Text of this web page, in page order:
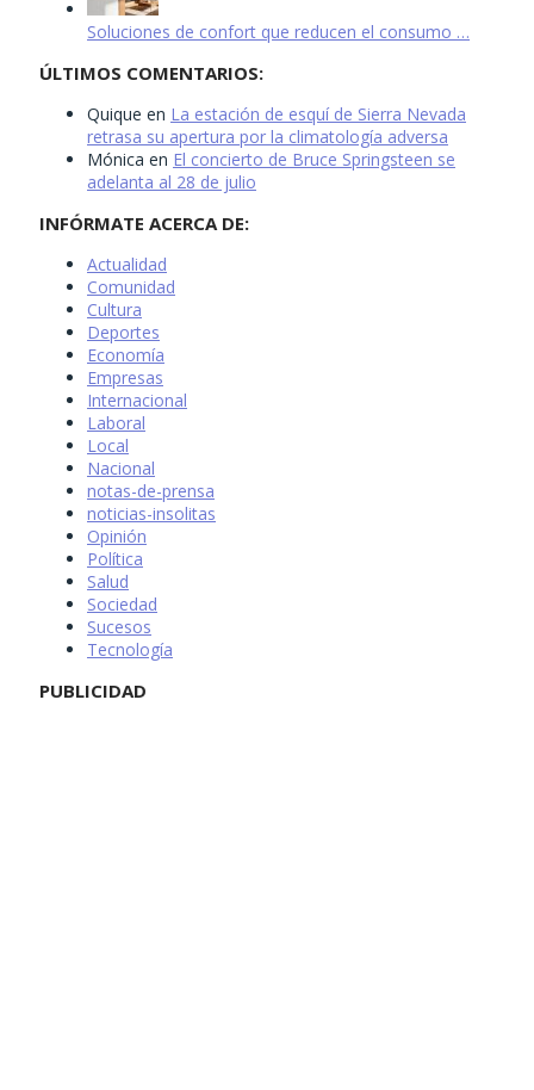
Soluciones de confort que reducen el consumo …
ÚLTIMOS COMENTARIOS:
Quique en La estación de esquí de Sierra Nevada
retrasa su apertura por la climatología adversa
Mónica en El concierto de Bruce Springsteen se
adelanta al 28 de julio
INFÓRMATE ACERCA DE:
Actualidad
Comunidad
Cultura
Deportes
Economía
Empresas
Internacional
Laboral
Local
Nacional
notas-de-prensa
noticias-insolitas
Opinión
Política
Salud
Sociedad
Sucesos
Tecnología
PUBLICIDAD